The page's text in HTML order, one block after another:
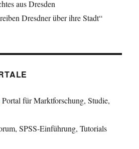
aus Dresden
Dresdner über ihre Stadt“
Portal für Marktforschung, Studie,
SPSS-Einführung, Tutorials